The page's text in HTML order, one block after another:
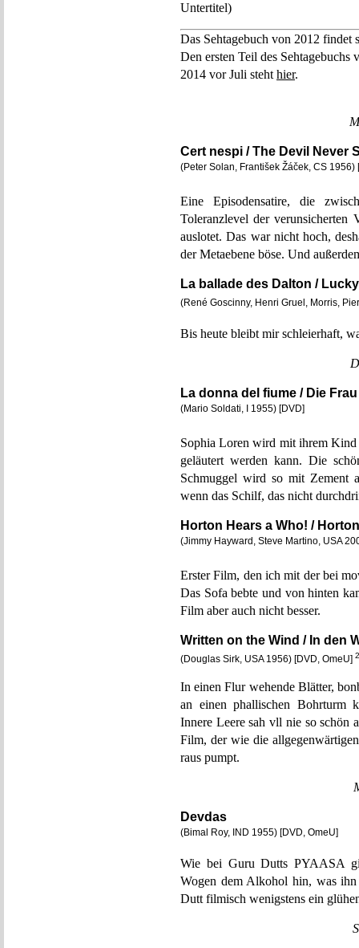
Untertitel)
Das Sehtagebuch von 2012 findet
Den ersten Teil des
2014 vor Juli steht hier.
Cert nespi / The Devil Never
(Peter Solan, František Žáček, CS 1956)
Eine Episodensatire, die
Toleranzlevel der verunsicherten
auslotet. Das war nicht hoch,
der Metaebene böse. Und
La ballade des Dalton /
(René Goscinny, Henri Gruel, Morris,
Bis heute bleibt mir schleierhaft,
La donna del fiume / Die
(Mario Soldati, I 1955) [DVD]
Sophia Loren wird mit ihrem
geläutert werden kann. Die
Schmuggel wird so mit Zement
wenn das Schilf, das nicht
Horton Hears a Who! /
(Jimmy Hayward, Steve Martino, USA
Erster Film, den ich mit der bei
Das Sofa bebte und von hinten
Film aber auch nicht besser.
Written on the Wind / In den
(Douglas Sirk, USA 1956) [DVD, OmeU] 2
In einen Flur wehende Blätter,
an einen phallischen Bohrturm
Innere Leere sah vll nie so schön
Film, der wie die
raus pumpt.
Devdas
(Bimal Roy, IND 1955) [DVD, OmeU]
Wie bei Guru Dutts PYAASA
Wogen dem Alkohol hin, was
Dutt filmisch wenigstens ein